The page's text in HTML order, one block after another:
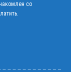
со